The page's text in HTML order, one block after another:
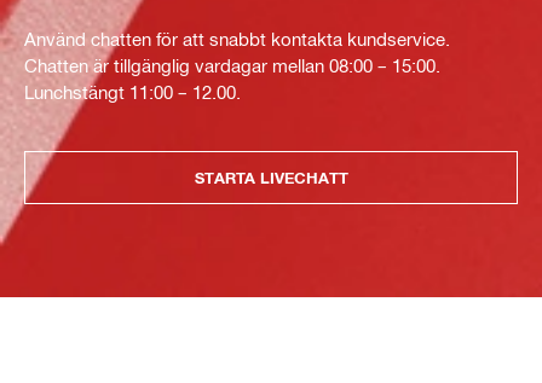
Använd chatten för att snabbt kontakta kundservice.
Chatten är tillgänglig vardagar mellan 08:00 – 15:00.
Lunchstängt 11:00 – 12.00.
STARTA LIVECHATT